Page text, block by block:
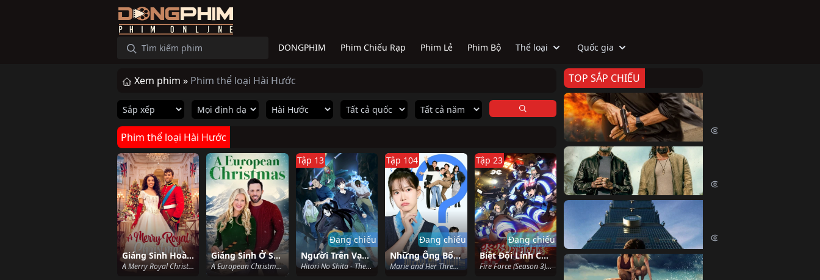
DONGPHIM Phim Chiếu Rạp Phim Lẻ Phim Bộ Thể loại Quốc gia
Xem phim » Phim thể loại Hài Hước
Phim thể loại Hài Hước
Giáng Sinh Hoàng Gia
A Merry Royal Christmas (2024)
Giáng Sinh Ở Serbia
A European Christmas (2024)
Người Trên Vạn Người (Phần 6)
Hitori No Shita - The Outcast (Season 6) (2026)
Tập 13
Đang chiếu
Những Ông Bố Của Ma Ri
Marie and Her Three Daddies (2025)
Tập 104
Đang chiếu
Biệt Đội Lính Cứu Hỏa (Phần 3)
Fire Force (Season 3) (2025)
Tập 23
Đang chiếu
TOP SẮP CHIẾU